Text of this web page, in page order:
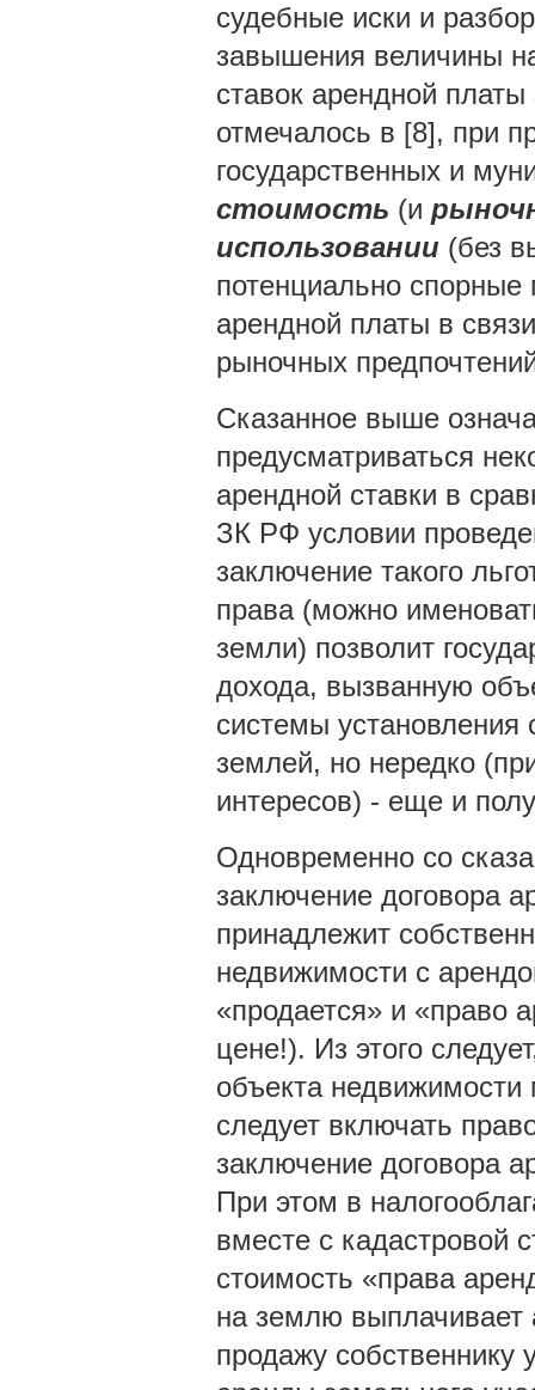
судебные иски и
завышения величины
ставок арендной
отмечалось в [8], при
государственных и
стоимость (и
использовании(без
потенциально
арендной платы в
рыночных
Сказанное выше
предусматриваться
арендной ставки в
ЗК РФ условии
заключение такого
права (можно
земли) позволит
дохода, вызванную
системы установления
землей, но нередко
интересов) - еще и
Одновременно со
заключение договора
принадлежит
недвижимости с
«продается» и «право
цене!). Из этого
объекта недвижимости
следует включать
заключение договора
При этом в
вместе с кадастровой
стоимость «права
на землю выплачивает
продажу собственнику